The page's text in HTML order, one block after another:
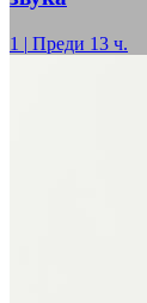
1 | Преди 13 ч.